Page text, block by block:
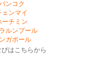
ンコク
ェンマイ
ーチミン
ルンプール
ガポール
はこちらから